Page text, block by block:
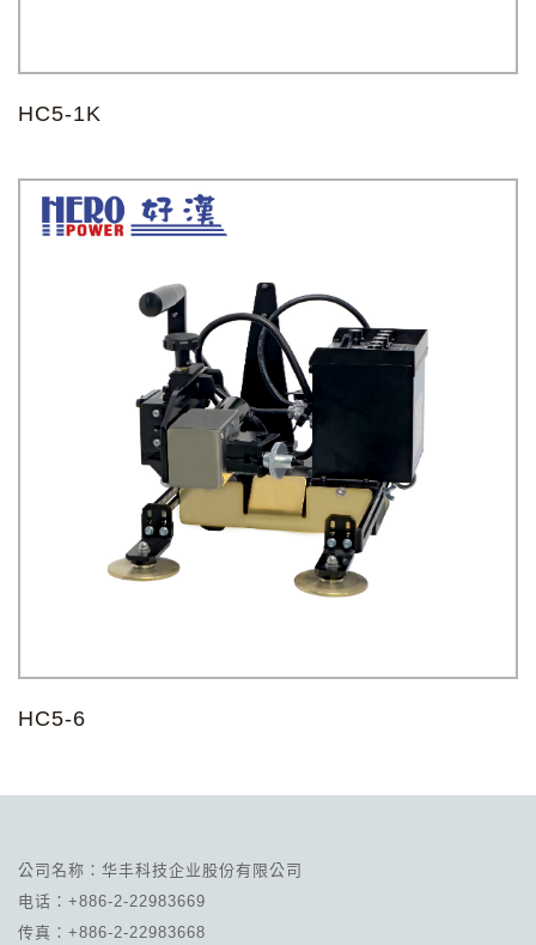
HC5-1K
HC5-6
公司名称：华丰科技企业股份有限公司
电话：+886-2-22983669
传真：+886-2-22983668